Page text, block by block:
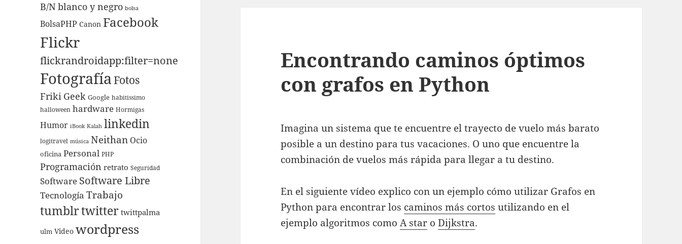
B/Nblanco y negro bolsa
BolsaPHP Canon Facebook
Flickr
flickrandroidapp:filter=none
Fotografí­aFotos
Friki Geek Google habitissimo
halloween hardware Hormigas
Humor iBook Kalah linkedin
logitravel música Neithan Ocio
oficina Personal PHP
Programación retrato Seguridad
Software Software Libre
Tecnologí­a Trabajo
tumblrtwitter twittpalma
ulm Video wordpress
Encontrando caminos óptimos
con grafos en Python
Imagina un sistema que te encuentre el trayecto de vuelo más barato
posible a un destino para tus vacaciones. O uno que encuentre la
combinación de vuelos más rápida para llegar a tu destino.
En el siguiente vídeo explico con un ejemplo cómo utilizar Grafos en
Python para encontrar los caminos más cortos utilizando en el
ejemplo algoritmos comoA star oDijkstra.